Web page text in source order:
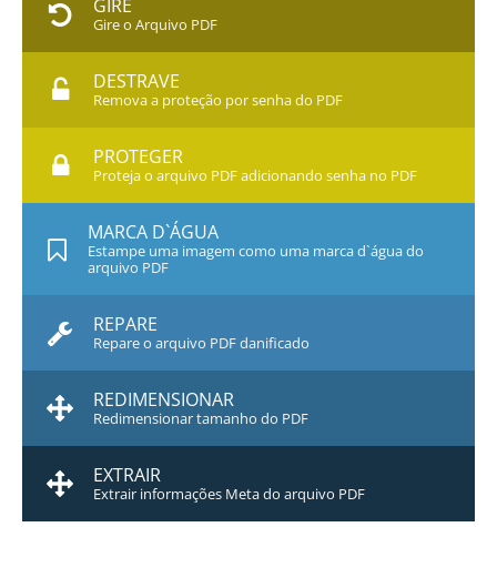
GIRE
Gire o Arquivo PDF
DESTRAVE
Remova a proteção por senha do PDF
PROTEGER
Proteja o arquivo PDF adicionando senha no PDF
MARCA D`ÁGUA
Estampe uma imagem como uma marca d`água do
arquivo PDF
REPARE
Repare o arquivo PDF danificado
REDIMENSIONAR
Redimensionar tamanho do PDF
EXTRAIR
Extrair informações Meta do arquivo PDF